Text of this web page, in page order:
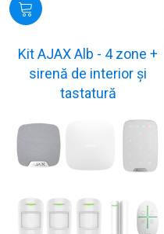
Kit AJAX Alb - 4 zone +
sirenă de interior și
tastatură